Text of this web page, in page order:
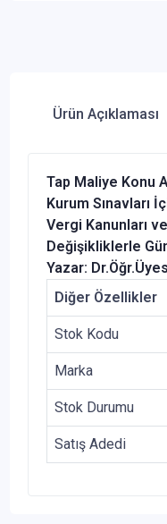
Ürün Açıklaması
Tap Maliye Konu
Kurum Sınavları
Vergi Kanunları
Değişikliklerle
Yazar:
Diğer Özellikler
Stok Kodu
Marka
Stok Durumu
Satış Adedi